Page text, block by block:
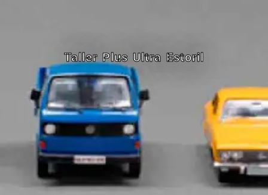
Taller Plus Ultra Estoril